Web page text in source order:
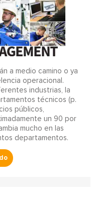
a medio camino o ya
operacional.
industrias, la
técnicos (p.
públicos,
un 90 por
mucho en las
departamentos.